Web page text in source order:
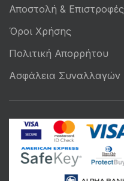
Αποστολή & Επιστροφές
Όροι Χρήσης
Πολιτική Απορρήτου
Ασφάλεια Συναλλαγών